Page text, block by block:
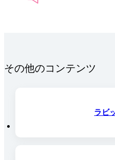
その他のコンテンツ
ラビ